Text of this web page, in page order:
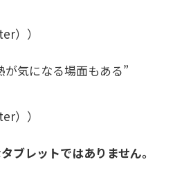
））
が気になる場面もある”
））
ブレットではありません。